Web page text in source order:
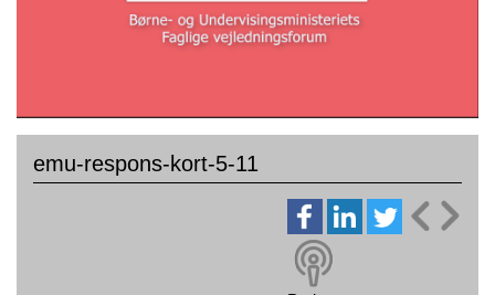
emu-respons-kort-5-11